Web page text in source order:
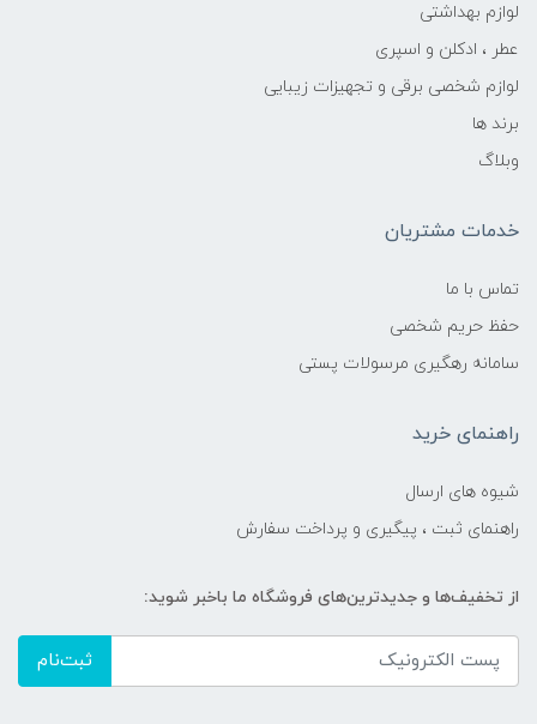
لوازم بهداشتی
عطر ، ادکلن و اسپری
لوازم شخصی برقی و تجهیزات زیبایی
برند ها
وبلاگ
خدمات مشتریان
تماس با ما
حفظ حریم شخصی
سامانه رهگیری مرسولات پستی
راهنمای خرید
شیوه های ارسال
راهنمای ثبت ، پیگیری و پرداخت سفارش
از تخفیف‌ها و جدیدترین‌های فروشگاه ما باخبر شوید:
ثبت‌نام